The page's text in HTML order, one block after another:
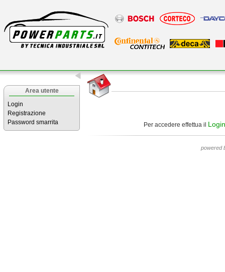
Area utente
Login
Registrazione
Password smarrita
Per accedere effettua il Login
powered